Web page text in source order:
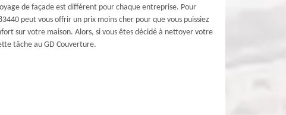
de façade est différent pour chaque entreprise. Pour
peut vous offrir un prix moins cher pour que vous puissiez
sur votre maison. Alors, si vous êtes décidé à nettoyer votre
tâche au GD Couverture.